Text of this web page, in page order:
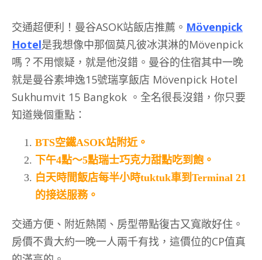
交通超便利！曼谷ASOK站飯店推薦。 Mövenpick
Hotel是我想像中那個莫凡彼冰淇淋的Mövenpick
嗎？不用懷疑，就是他沒錯。曼谷的住宿其中一晚
就是曼谷素坤逸15號瑞享飯店 Mövenpick Hotel
Sukhumvit 15 Bangkok 。全名很長沒錯，你只要
知道幾個重點：
BTS空鐵ASOK站附近。
下午4點～5點瑞士巧克力甜點吃到飽。
白天時間飯店每半小時tuktuk車到Terminal 21
的接送服務。
交通方便、附近熱鬧、房型帶點復古又寬敞好住。
房價不貴大約一晚一人兩千有找，這價位的CP值真